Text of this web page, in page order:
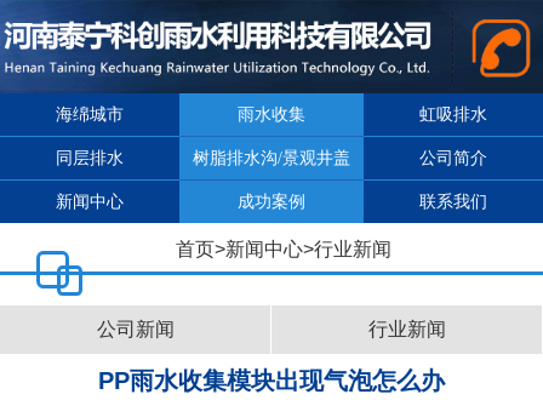
海绵城市 雨水收集 虹吸排水
同层排水 树脂排水沟/景观井盖 公司简介
新闻中心 成功案例 联系我们
首页>新闻中心>行业新闻
公司新闻 行业新闻
PP雨水收集模块出现气泡怎么办